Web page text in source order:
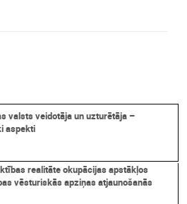
valsts veidotāja un uzturētāja –
aspekti
realitāte okupācijas apstākļos
vēsturiskās apziņas atjaunošanās